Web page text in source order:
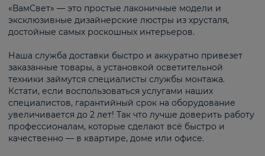
«ВамСвет» — это простые лаконичные модели и
эксклюзивные дизайнерские люстры из хрусталя,
достойные самых роскошных интерьеров.
Наша служба доставки быстро и аккуратно привезет
заказанные товары, а установкой осветительной
техники займутся специалисты службы монтажа.
Кстати, если воспользоваться услугами наших
специалистов, гарантийный срок на оборудование
увеличивается до 2 лет! Так что лучше доверить работу
профессионалам, которые сделают всё быстро и
качественно — в квартире, доме или офисе.